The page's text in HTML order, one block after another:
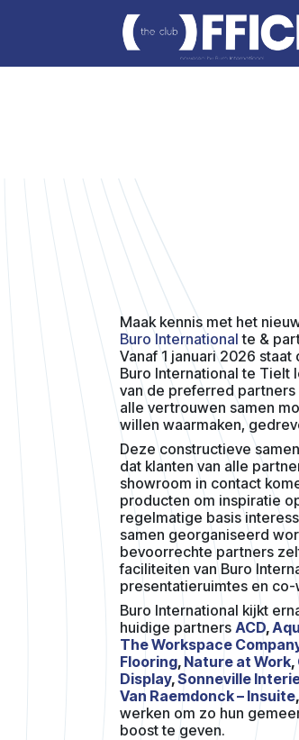
Maak kennis met het
Buro International te &
Vanaf 1 januari 2026
Buro International te Tielt
van de preferred partners
alle vertrouwen samen
willen waarmaken,
Deze constructieve
dat klanten van alle
showroom in contact
producten om inspiratie
regelmatige basis
samen georganiseerd
bevoorrechte partners
faciliteiten van Buro
presentatieruimtes en
Buro International kijkt
huidige partners ACD,
The Workspace
Flooring, Nature at Work,
Display,Sonneville
Van Raemdonck – Insuite,
werken om zo hun
boost te geven.